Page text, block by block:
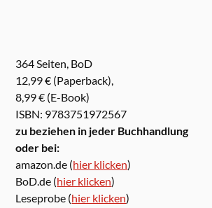
364 Seiten, BoD
12,99 € (Paperback),
8,99 € (E-Book)
ISBN: 9783751972567
zu beziehen in jeder Buchhandlung
oder bei:
amazon.de (hier klicken)
BoD.de (hier klicken)
Leseprobe (hier klicken)